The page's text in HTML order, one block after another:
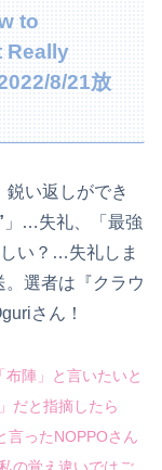
to
Really
8/21放
い返しができ
」…失礼、「最強
い？…失礼しま
選者は『クラウ
さん！
陣」と言いたいと
だと指摘したら
言ったNOPPOさん